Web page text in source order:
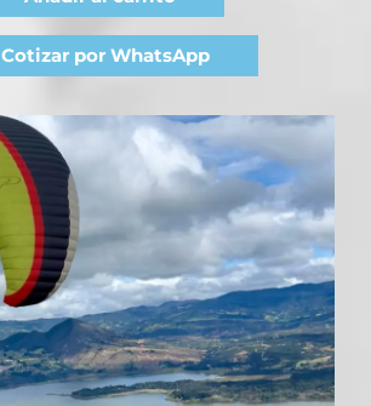
Cotizar por WhatsApp